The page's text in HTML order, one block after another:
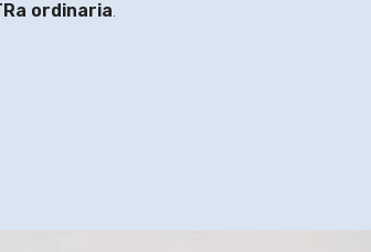
ordinaria.